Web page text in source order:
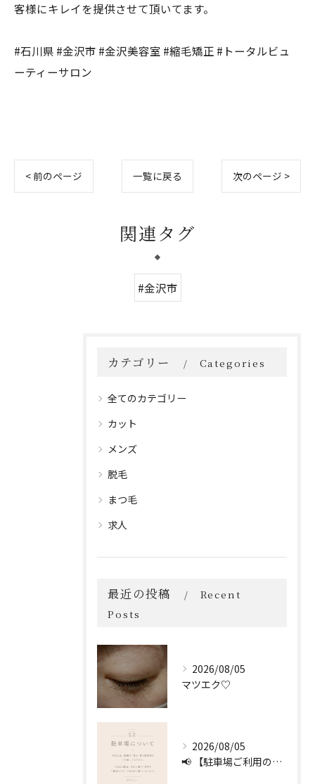
客様にキレイを提供させて頂いてます。
#石川県 #金沢市 #金沢美容室 #縮毛矯正 #トータルビュ
ーティーサロン
< 前のページ 一覧に戻る 次のページ >
関連タグ
#金沢市
カテゴリー Categories
全てのカテゴリー
カット
メンズ
脱毛
まつ毛
求人
最近の投稿
Recent
Posts
2026/08/05
マツエク♡
2026/08/05
📢 【駐車場ご利用のお願い】 🚗